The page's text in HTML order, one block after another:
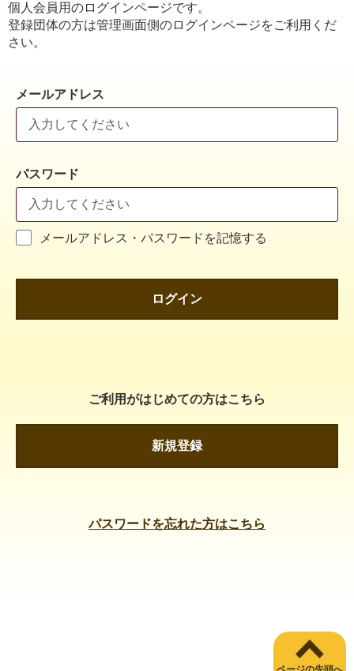
個人会員用のログインページです。
登録団体の方は管理画面側のログインページをご利用くだ
さい。
メールアドレス
パスワード
メールアドレス・パスワードを記憶する
ログイン
ご利用がはじめての方はこちら
新規登録
パスワードを忘れた方はこちら